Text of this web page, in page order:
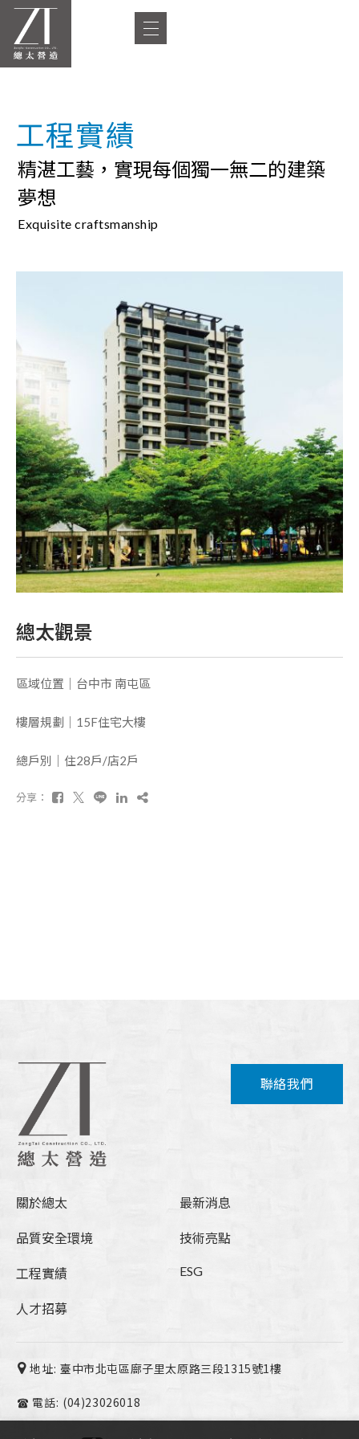
工程實績
精湛工藝，實現每個獨一無二的建築
夢想
Exquisite craftsmanship
總太觀景
區域位置｜台中市 南屯區
樓層規劃｜15F住宅大樓
總戶別｜住28戶/店2戶
分享：
關於總太 最新消息
品質安全環境 技術亮點
工程實績 ESG
人才招募
地址: 臺中市北屯區廍子里太原路三段1315號1樓
電話: (04)23026018
聯絡我們